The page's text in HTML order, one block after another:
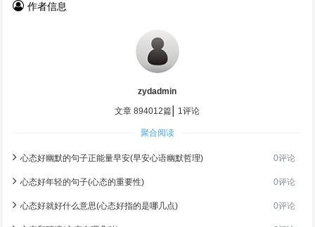
作者信息
zydadmin
文章 894012篇
1评论
聚合阅读
心态好幽默的句子正能量早安(早安心语幽默哲理) 0评论
心态好年轻的句子(心态的重要性) 0评论
心态好就好什么意思(心态好指的是哪几点) 0评论